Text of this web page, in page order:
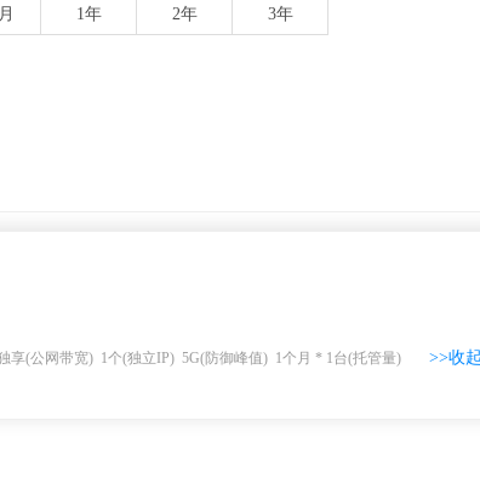
1年 2年 3年
享(公网带宽) 1个(独立IP) 5G(防御峰值) 1个月 * 1台(托管量) >>收